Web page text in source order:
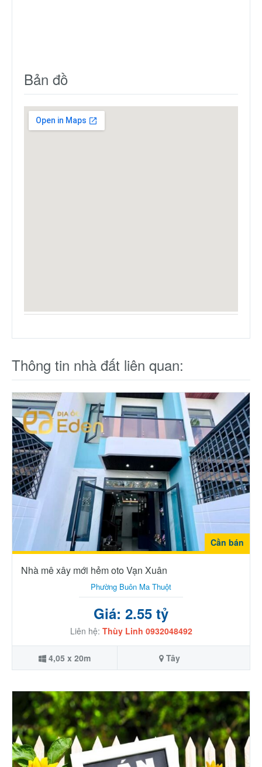
Bản đồ
Thông tin nhà đất liên quan:
Cần bán
Nhà mê xây mới hẻm oto Vạn Xuân
Phường Buôn Ma Thuột
Giá: 2.55 tỷ
Liên hệ: Thùy Linh 0932048492
4,05 x 20m Tây